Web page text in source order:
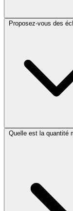
Proposez-vous des
Quelle est la quantité